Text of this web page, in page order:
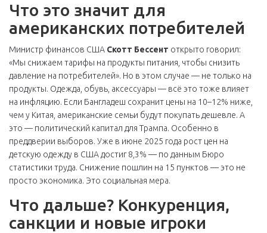
Что это значит для
американских потребителей
Министр финансов США Скотт Бессент открыто говорил:
«Мы снижаем тарифы на продукты питания, чтобы снизить
давление на потребителей». Но в этом случае — не только на
продукты. Одежда, обувь, аксессуары — всё это тоже влияет
на инфляцию. Если Бангладеш сохранит цены на 10–12% ниже,
чем у Китая, американские семьи будут покупать дешевле. А
это — политический капитал для Трампа. Особенно в
преддверии выборов. Уже в июне 2025 года рост цен на
детскую одежду в США достиг 8,3% — по данным Бюро
статистики труда. Снижение пошлин на 15 пунктов — это не
просто экономика. Это социальная мера.
Что дальше? Конкуренция,
санкции и новые игроки